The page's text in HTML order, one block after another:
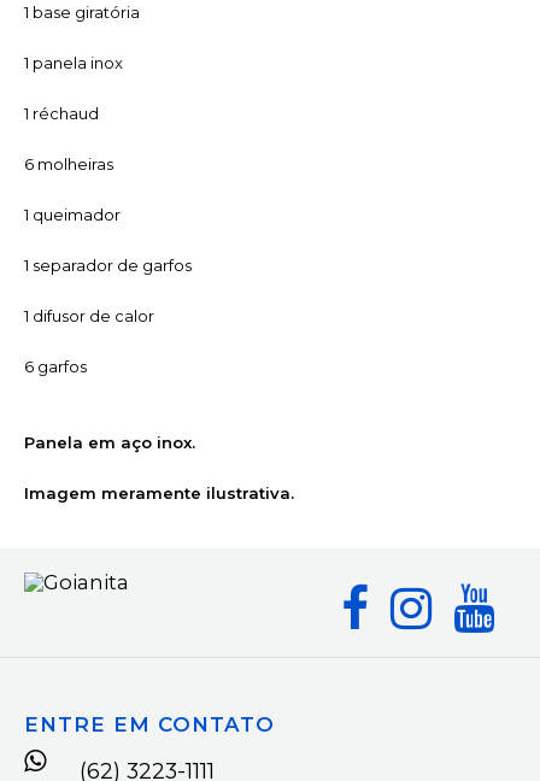
1 base giratória
1 panela inox
1 réchaud
6 molheiras
1 queimador
1 separador de garfos
1 difusor de calor
6 garfos
Panela em aço inox.
Imagem meramente ilustrativa.
ENTRE EM CONTATO
(62) 3223-1111